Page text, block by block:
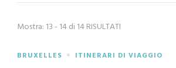
Mostra: 13 - 14 di 14 RISULTATI
BRUXELLES ITINERARI DI VIAGGIO